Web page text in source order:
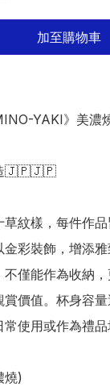
加至購物車
YAKI》美濃
🇯🇵🇯🇵
紋樣，每件作
彩裝飾，增添
不僅能作為收納
賞價值。杯身容
使用或作為禮品
燒)